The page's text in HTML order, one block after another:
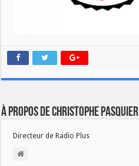
À propos de Christophe PASQUIER
Directeur de Radio Plus